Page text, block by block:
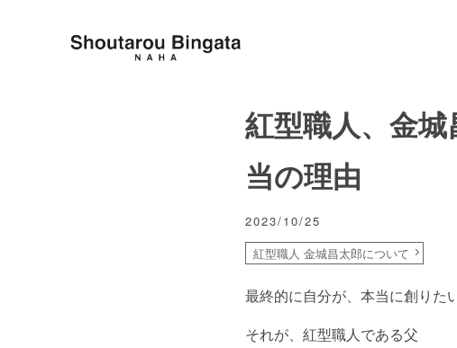
紅型職人、金
当の理由
2023/10/25
紅型職人 金城昌太郎について
最終的に自分が、本当に創りた
それが、紅型職人である父